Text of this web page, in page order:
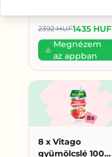
gyümölcs (179
HUF/db)
2392 HUF1435 HUF
Megnézem
az appban
8 x Vitago
gyümölcslé 100%